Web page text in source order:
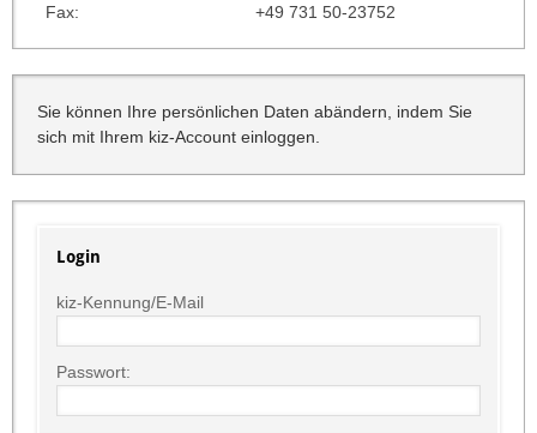
Fax:
+49 731 50-23752
Sie können Ihre persönlichen Daten abändern, indem Sie
sich mit Ihrem kiz-Account einloggen.
Login
kiz-Kennung/E-Mail
Passwort: